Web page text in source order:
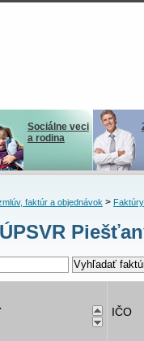
Sociálne veci
a rodina
faktúr a objednávok>
IČO